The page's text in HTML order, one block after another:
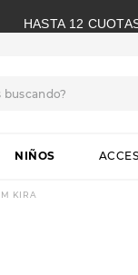
HASTA 12
NIÑOS
KIRA